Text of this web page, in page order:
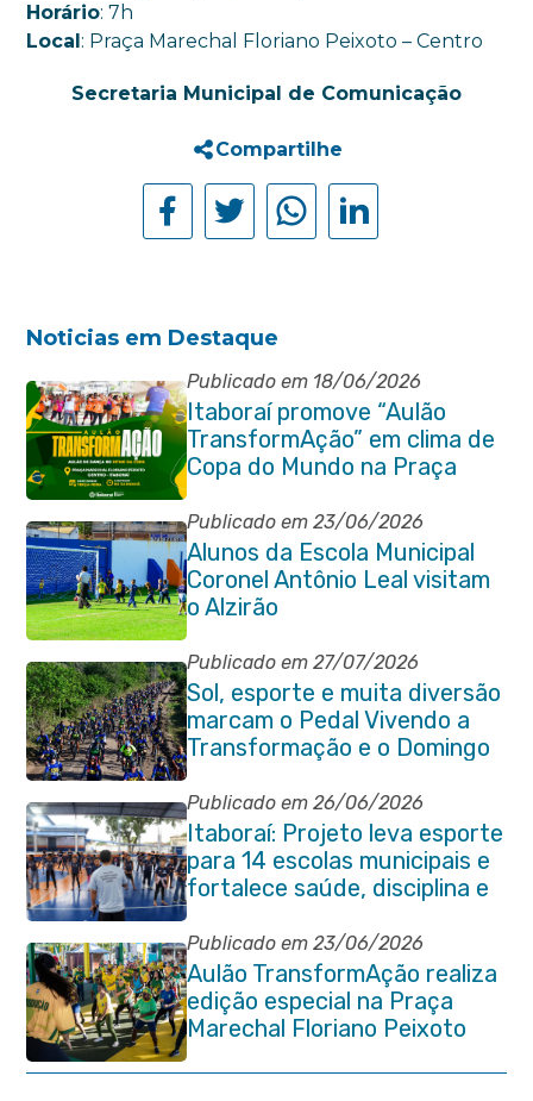
Horário: 7h
Local : Praça Marechal Floriano Peixoto – Centro
Secretaria Municipal de Comunicação
Compartilhe
Noticias em Destaque
Publicado em 18/06/2026
Itaboraí promove “Aulão
TransformAção” em clima de
Copa do Mundo na Praça
Marechal Floriano Peixoto
Publicado em 23/06/2026
Alunos da Escola Municipal
Coronel Antônio Leal visitam
o Alzirão
Publicado em 27/07/2026
Sol, esporte e muita diversão
marcam o Pedal Vivendo a
Transformação e o Domingo
no Parque Paleontológico
Publicado em 26/06/2026
Itaboraí: Projeto leva esporte
para 14 escolas municipais e
fortalece saúde, disciplina e
aprendizado
Publicado em 23/06/2026
Aulão TransformAção realiza
edição especial na Praça
Marechal Floriano Peixoto
com clima de Copa e muita
animação